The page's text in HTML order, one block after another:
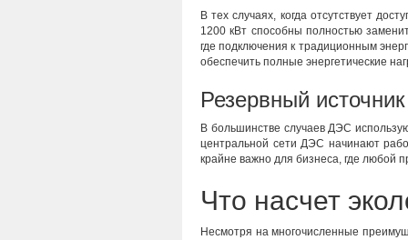
В тех случаях, когда отсутствует
1200 кВт способны полностью
где подключения к традиционным
обеспечить полные энергетические
Резервный
В большинстве случаев ДЭС
центральной сети ДЭС начинают
крайне важно для бизнеса, где любой
Что насчет
Несмотря на многочисленные